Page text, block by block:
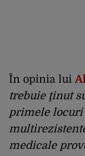
În opinia lui
trebuie ţinut
primele locuri
medicale